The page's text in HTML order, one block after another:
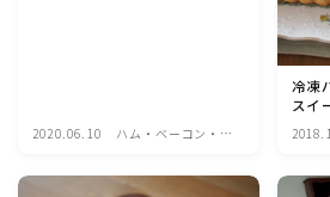
野菜料理(キャベツ・白菜・ほうれ
野菜料理(ズッキーニ・コーン・いん
2020.06.10
ハム・ベーコン・ソ
チーズ料理
冷凍
スイ